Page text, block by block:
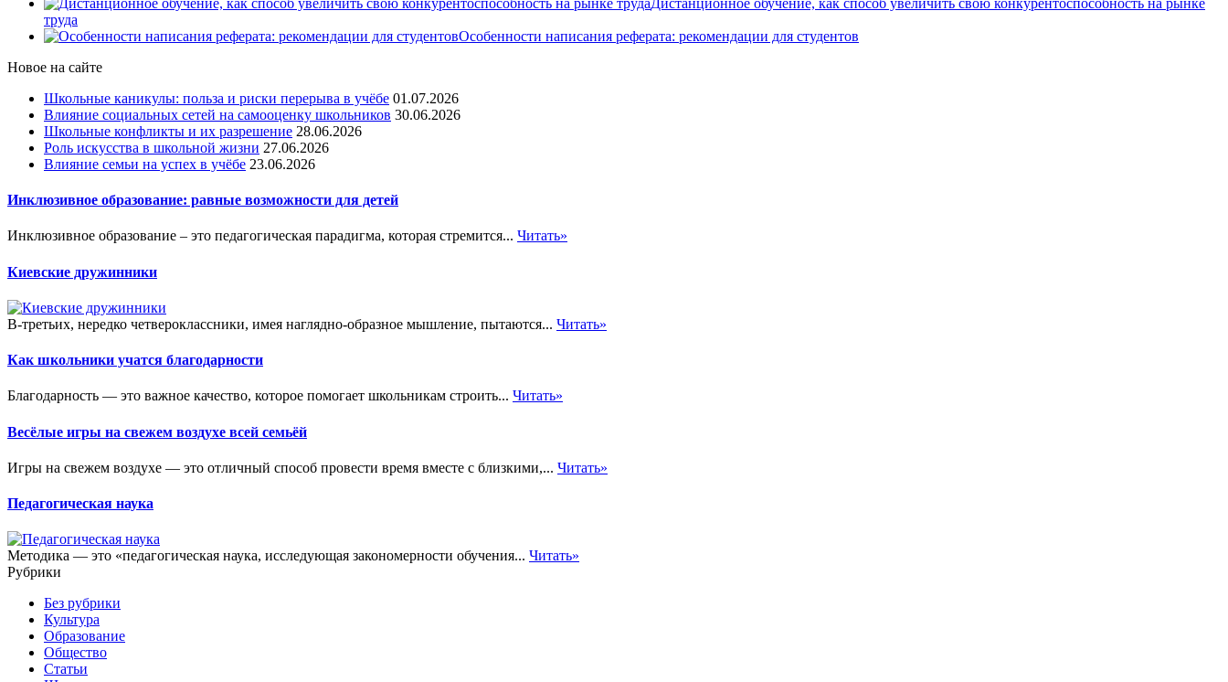
труда
Особенности написания реферата: рекомендации для студентов
Новое на сайте
Школьные каникулы: польза и риски перерыва в учёбе 01.07.2026
Влияние социальных сетей на самооценку школьников 30.06.2026
Школьные конфликты и их разрешение 28.06.2026
Роль искусства в школьной жизни 27.06.2026
Влияние семьи на успех в учёбе 23.06.2026
Инклюзивное образование: равные возможности для детей
Инклюзивное образование – это педагогическая парадигма, которая стремится... Читать»
Киевские дружинники
В-третьих, нередко четвероклассники, имея наглядно-образное мышление, пытаются... Читать»
Как школьники учатся благодарности
Благодарность — это важное качество, которое помогает школьникам строить... Читать»
Весёлые игры на свежем воздухе всей семьёй
Игры на свежем воздухе — это отличный способ провести время вместе с близкими,... Читать»
Педагогическая наука
Методика — это «педагогическая наука, исследующая закономерности обучения... Читать»
Рубрики
Без рубрики
Культура
Образование
Общество
Статьи